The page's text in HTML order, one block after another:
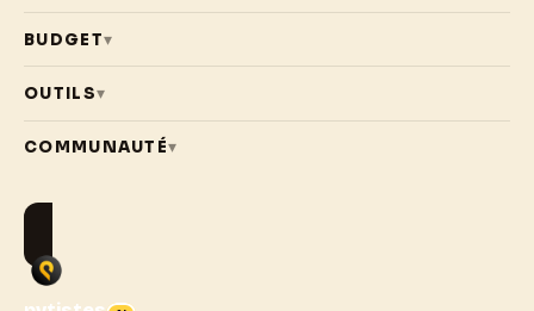
BUDGET▾
OUTILS▾
COMMUNAUTÉ▾